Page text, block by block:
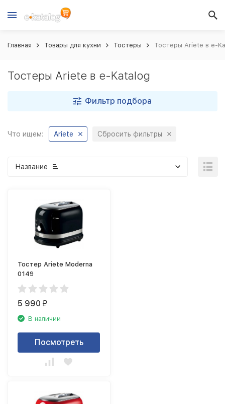
Главная Товары для кухни Тостеры Тостеры Ariete в e-
Тостеры Ariete в e-Katalog
Фильтр подбора
Что ищем: Ariete Сбросить фильтры
Название
Тостер Ariete Moderna
0149
5 990₽
В наличии
Посмотреть